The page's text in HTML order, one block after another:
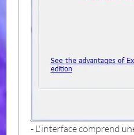
- L'interface comprend